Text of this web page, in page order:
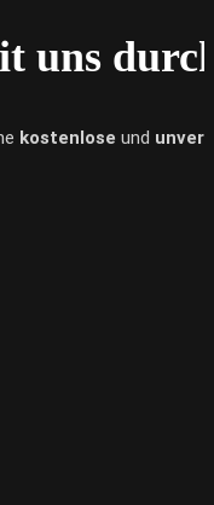
uns
kostenlose und